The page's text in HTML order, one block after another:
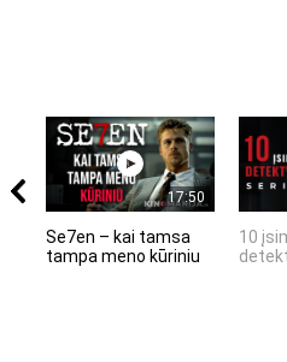
17:50
Se7en – kai tamsa
tampa meno kūriniu
10